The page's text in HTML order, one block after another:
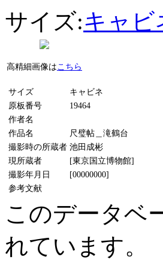
サイズ:キャビ
高精細画像はこちら
サイズ
キャビネ
原板番号
19464
作者名
作品名
尺璧帖＿滝鶴台
撮影時の所蔵者 池田成彬
現所蔵者
[東京国立博物館]
撮影年月日
[00000000]
参考文献
このデータベ
れています。